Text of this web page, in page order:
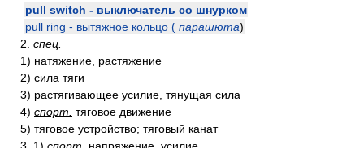
pull switch - выключатель со шнурком
pull ring - вытяжное кольцо ( парашюта)
2. спец.
1) натяжение, растяжение
2) сила тяги
3) растягивающее усилие, тянущая сила
4) спорт. тяговое движение
5) тяговое устройство; тяговый канат